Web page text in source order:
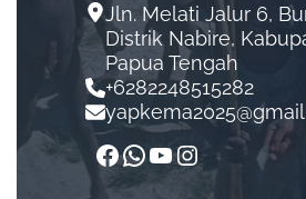
Jln. Melati Jalur 6,
Distrik Nabire,
Papua Tengah
+6282248515282